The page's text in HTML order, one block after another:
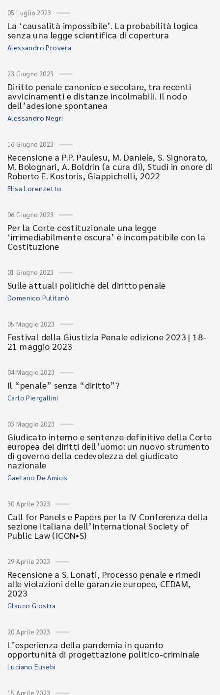
05 Luglio 2023
La ‘causalità impossibile’. La probabilità logica
senza una legge scientifica di copertura
Alessandro Provera
23 Giugno 2023
Diritto penale canonico e secolare, tra recenti
avvicinamenti e distanze incolmabili. Il nodo
dell’adesione spontanea
Alessandro Negri
16 Giugno 2023
Recensione a P.P. Paulesu, M. Daniele, S. Signorato,
M. Bolognari, A. Boldrin (a cura di), Studi in onore di
Roberto E. Kostoris, Giappichelli, 2022
Elisa Lorenzetto
06 Giugno 2023
Per la Corte costituzionale una legge
‘irrimediabilmente oscura’ è incompatibile con la
Costituzione
01 Giugno 2023
Sulle attuali politiche del diritto penale
Domenico Pulitanò
05 Maggio 2023
Festival della Giustizia Penale edizione 2023 | 18-
21 maggio 2023
04 Maggio 2023
Il “penale” senza “diritto”?
Carlo Piergallini
03 Maggio 2023
Giudicato interno e sentenze definitive della Corte
europea dei diritti dell’uomo: un nuovo strumento
di governo della cedevolezza del giudicato
nazionale
Gaetano De Amicis
30 Aprile 2023
Call for Panels e Papers per la IV Conferenza della
sezione italiana dell’International Society of
Public Law (ICON•S)
29 Aprile 2023
Recensione a S. Lonati, Processo penale e rimedi
alle violazioni delle garanzie europee, CEDAM,
2023
Glauco Giostra
20 Aprile 2023
L’esperienza della pandemia in quanto
opportunità di progettazione politico-criminale
Luciano Eusebi
15 Aprile 2023